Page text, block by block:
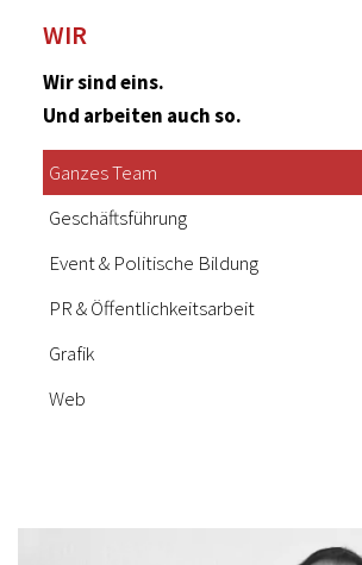
WIR
Wir sind eins.
Und arbeiten auch so.
Ganzes Team
Geschäftsführung
Event & Politische Bildung
PR & Öffentlichkeitsarbeit
Grafik
Web